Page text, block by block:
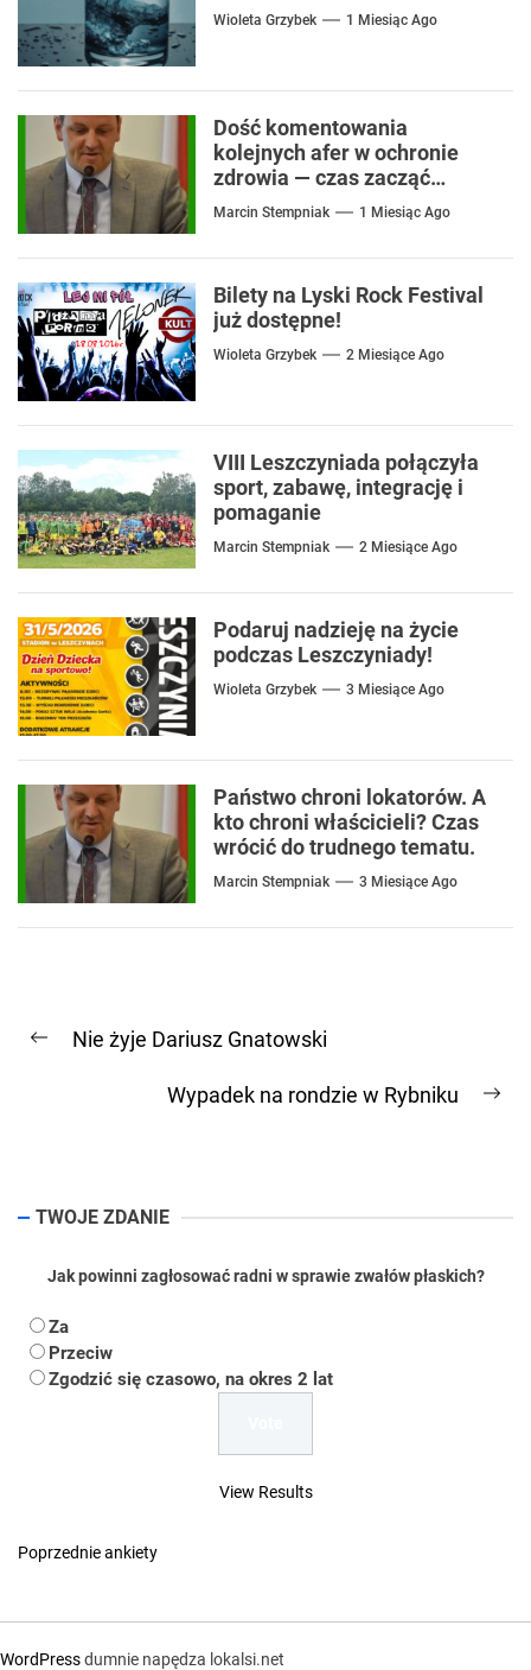
Wioleta Grzybek 1 Miesiąc Ago
Dość komentowania
kolejnych afer w ochronie
zdrowia — czas zacząć
mówić o rozwiązaniach
Marcin Stempniak 1 Miesiąc Ago
Bilety na Lyski Rock Festival
już dostępne!
Wioleta Grzybek 2 Miesiące Ago
VIII Leszczyniada połączyła
sport, zabawę, integrację i
pomaganie
Marcin Stempniak 2 Miesiące Ago
Podaruj nadzieję na życie
podczas Leszczyniady!
Wioleta Grzybek 3 Miesiące Ago
Państwo chroni lokatorów. A
kto chroni właścicieli? Czas
wrócić do trudnego tematu.
Marcin Stempniak 3 Miesiące Ago
wpisu
Previous
Nie żyje Dariusz Gnatowski
Wypadek na rondzie w Rybniku
TWOJE ZDANIE
Jak powinni zagłosować radni w sprawie zwałów płaskich?
Za
Przeciw
Zgodzić się czasowo, na okres 2 lat
View Results
Poprzednie ankiety
WordPressdumnie napędza lokalsi.net